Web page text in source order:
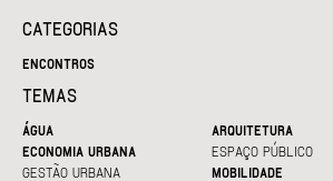
CATEGORIAS
ENCONTROS
TEMAS
ÁGUA
ARQUITETURA
ECONOMIA URBANA
ESPAÇO PÚBLICO
GESTÃO URBANA
MOBILIDADE